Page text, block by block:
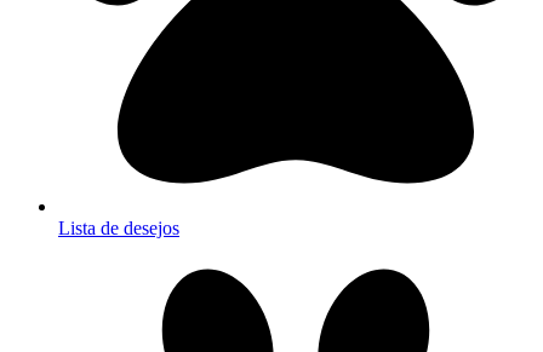
Lista de desejos